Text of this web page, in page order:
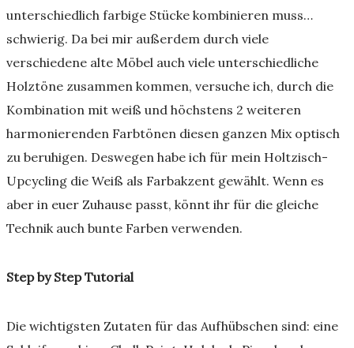
unterschiedlich farbige Stücke kombinieren muss…
schwierig. Da bei mir außerdem durch viele
verschiedene alte Möbel auch viele unterschiedliche
Holztöne zusammen kommen, versuche ich, durch die
Kombination mit weiß und höchstens 2 weiteren
harmonierenden Farbtönen diesen ganzen Mix optisch
zu beruhigen. Deswegen habe ich für mein Holtzisch-
Upcycling die Weiß als Farbakzent gewählt. Wenn es
aber in euer Zuhause passt, könnt ihr für die gleiche
Technik auch bunte Farben verwenden.
Step by Step Tutorial
Die wichtigsten Zutaten für das Aufhübschen sind: eine